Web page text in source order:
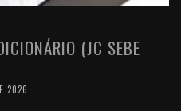
(JC SEBE
2026